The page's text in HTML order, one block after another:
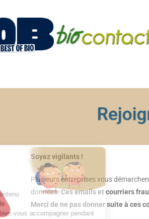
Soyez vigilants !
Plusieurs entreprises vous
données.Ces emails et courriers
Merci de ne pas donner suite à ces